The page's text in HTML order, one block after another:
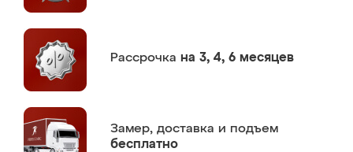
Рассрочка на 3, 4, 6 месяцев
Замер, доставка и подъем
бесплатно